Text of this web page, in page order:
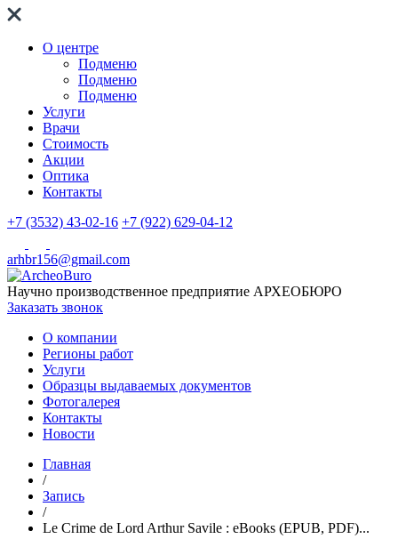
О центре
Подменю
Подменю
Подменю
Услуги
Врачи
Стоимость
Акции
Оптика
Контакты
+7 (3532) 43-02-16 +7 (922) 629-04-12
arhbr156@gmail.com
Научно производственное предприятие АРХЕОБЮРО
Заказать звонок
О компании
Регионы работ
Услуги
Образцы выдаваемых документов
Фотогалерея
Контакты
Новости
Главная
/
Запись
/
Le Crime de Lord Arthur Savile : eBooks (EPUB, PDF)...